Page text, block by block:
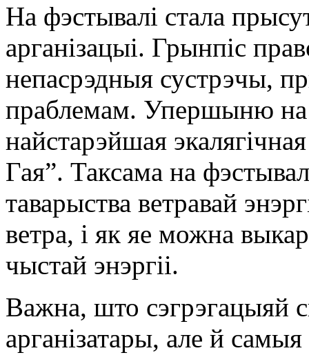
На фэстывалі стала
арганізацыі. Грынпіс
непасрэдныя сустрэчы,
праблемам. Упершыню на
найстарэйшая
Гая”. Таксама на
таварыства ветравай
ветра, і як яе можна
чыстай энэргіі.
Важна, што сэгрэгацыяй
арганізатары, але й